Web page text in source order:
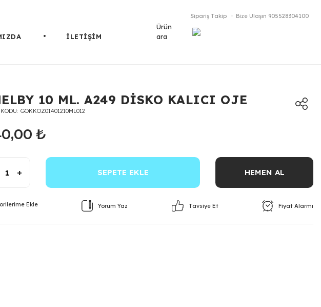
İLETİŞİM
Sipariş Takip Bize Ulaşın 905528304100
Ürün
ara
10 ML. A249 DİSKO KALICI OJE
GOKKOZ01401210ML012
₺
+ SEPETE EKLE HEMEN AL
Yorum Yaz Tavsiye Et Fiyat Alarmı